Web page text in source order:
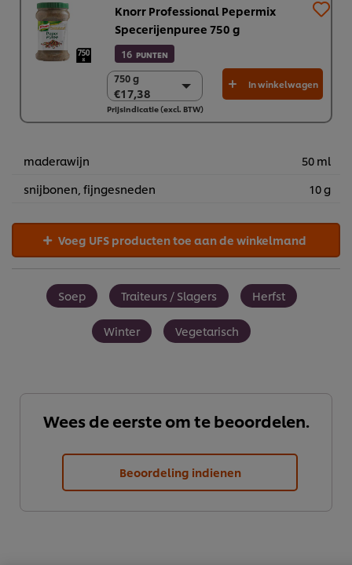
Knorr Professional Pepermix
Specerijenpuree 750 g
16 PUNTEN
750 g
€17,38
750 g
€17,38
2 x 750g
In winkelwagen
Prijsindicatie (excl. BTW)
maderawijn
50 ml
snijbonen, fijngesneden
10 g
Voeg UFS producten toe aan de winkelmand
Soep Traiteurs / Slagers Herfst
Winter Vegetarisch
Wees de eerste om te beoordelen.
Beoordeling indienen
We gebruiken cookies en vergelijkbare technieken om
jouw ervaring op onze website te verbeteren. Cookies
maken het mogelijk om jou van verschillende